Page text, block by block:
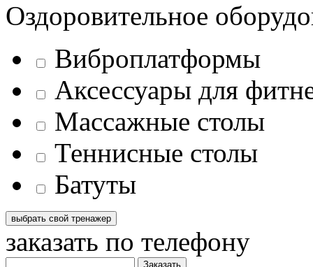
Оздоровительное
Виброплатформы
Аксессуары для
Массажные столы
Теннисные столы
Батуты
заказать по телефону